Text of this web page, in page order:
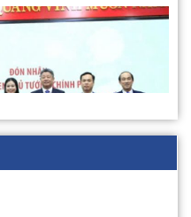
hồi chức năng người
tới công tác “Đền ơn
77 năm ngày Thương
và Xã hội Thủ đô vẹn